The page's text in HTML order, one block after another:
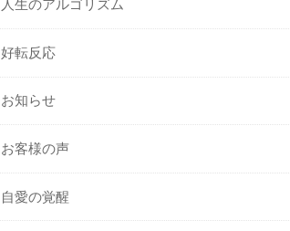
人生のアルゴリズム
好転反応
お知らせ
お客様の声
自愛の覚醒